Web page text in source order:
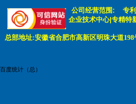
公司经营范围:
专
企业技术中心|专精特
总部地址:安徽省合肥市高新区明珠大道
百度统计（总）